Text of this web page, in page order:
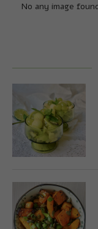
No any image